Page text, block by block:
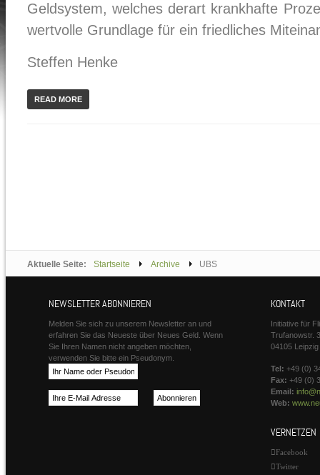
Geldsystem, welches derart krankhafte
wertvolle Grundlage für ein friedliches
Steffen Henke
READ MORE
Aktuelle Seite: Startseite Archive UBS
NEWSLETTER ABONNIEREN
Melden Sie sich zu unserem Newsletter an und
erfahren Sie das Neueste über Neues Geld. Wenn
Sie Ihren Namen nicht angeben möchten,
verwenden Sie bitte ein Pseudonym.
KONTAKT
Initiative für
Trufanowstr.
04105 Leipzig
Tel: +49 (0)
Fax: +49 (0)
Email:
Web:
VERNETZEN
Facebook
Twitter